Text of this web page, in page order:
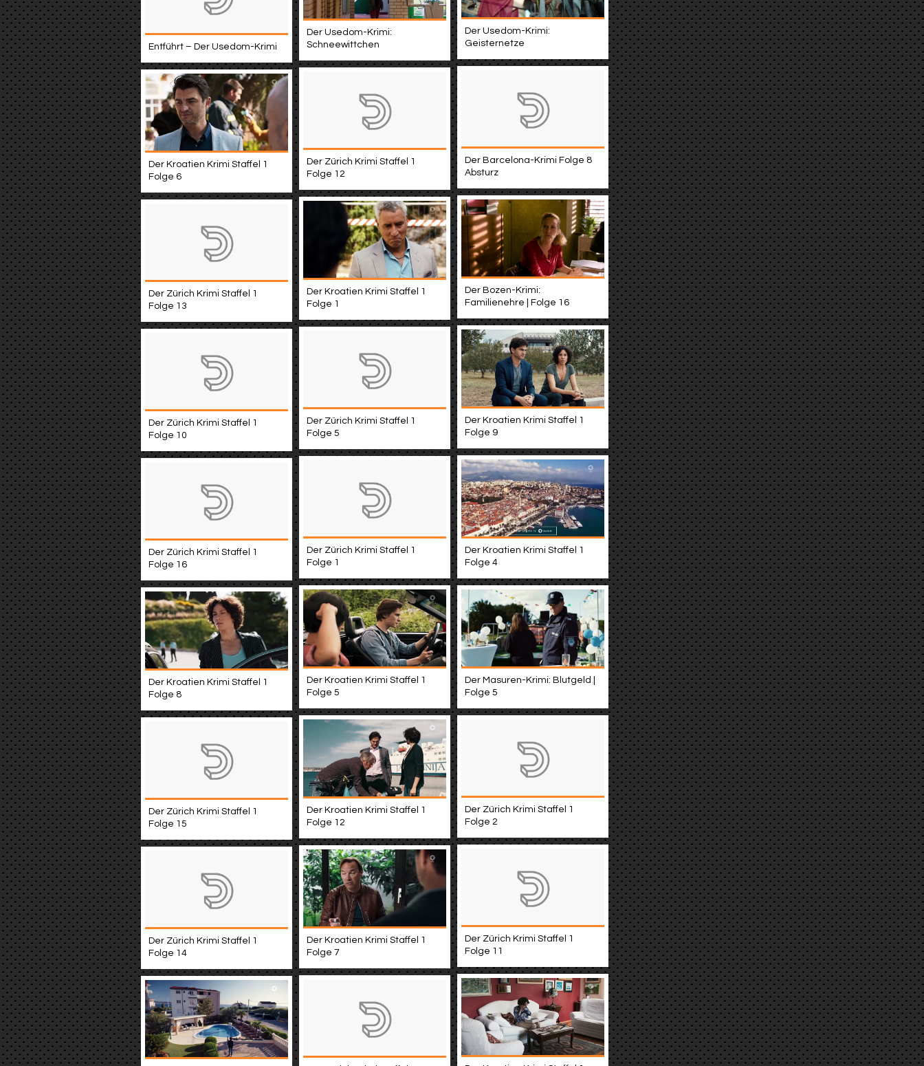
Der Usedom-Krimi:
Geisternetze
Der Usedom-Krimi:
Schneewittchen
Entführt – Der Usedom-Krimi
Der Barcelona-Krimi Folge 8
Absturz
Der Zürich Krimi Staffel 1
Folge 12
Der Kroatien Krimi Staffel 1
Folge 6
Der Bozen-Krimi:
Familienehre | Folge 16
Der Kroatien Krimi Staffel 1
Folge 1
Der Zürich Krimi Staffel 1
Folge 13
Der Kroatien Krimi Staffel 1
Folge 9
Der Zürich Krimi Staffel 1
Folge 5
Der Zürich Krimi Staffel 1
Folge 10
Der Kroatien Krimi Staffel 1
Folge 4
Der Zürich Krimi Staffel 1
Folge 1
Der Zürich Krimi Staffel 1
Folge 16
Der Kroatien Krimi Staffel 1
Folge 5
Der Masuren-Krimi: Blutgeld |
Folge 5
Der Kroatien Krimi Staffel 1
Folge 8
Der Kroatien Krimi Staffel 1
Folge 12
Der Zürich Krimi Staffel 1
Folge 2
Der Zürich Krimi Staffel 1
Folge 15
Der Zürich Krimi Staffel 1
Folge 11
Der Kroatien Krimi Staffel 1
Folge 7
Der Zürich Krimi Staffel 1
Folge 14